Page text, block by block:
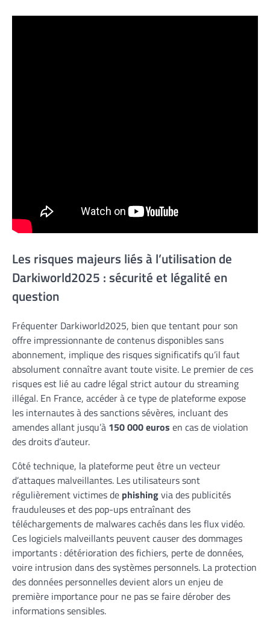
Les risques majeurs liés à l’utilisation de
Darkiworld2025 : sécurité et légalité en
question
Fréquenter Darkiworld2025, bien que tentant pour son
offre impressionnante de contenus disponibles sans
abonnement, implique des risques significatifs qu’il faut
absolument connaître avant toute visite. Le premier de ces
risques est lié au cadre légal strict autour du streaming
illégal. En France, accéder à ce type de plateforme expose
les internautes à des sanctions sévères, incluant des
amendes allant jusqu’à 150 000 euros en cas de violation
des droits d’auteur.
Côté technique, la plateforme peut être un vecteur
d’attaques malveillantes. Les utilisateurs sont
régulièrement victimes de phishingvia des publicités
frauduleuses et des pop-ups entraînant des
téléchargements de malwares cachés dans les flux vidéo.
Ces logiciels malveillants peuvent causer des dommages
importants : détérioration des fichiers, perte de données,
voire intrusion dans des systèmes personnels. La protection
des données personnelles devient alors un enjeu de
première importance pour ne pas se faire dérober des
informations sensibles.